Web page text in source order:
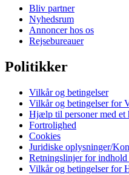
Bliv partner
Nyhedsrum
Annoncer hos os
Rejsebureauer
Politikker
Vilkår og betingelser
Vilkår og betingelser for
Hjælp til personer med et
Fortrolighed
Cookies
Juridiske oplysninger/
Retningslinjer for
Vilkår og betingelser for